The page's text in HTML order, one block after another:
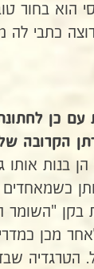
הוא בחור
כתבי
עם כן
הקרובה
בנות אותו
כשמאחדים
בקן "השומר
מכן
הטרגדיה